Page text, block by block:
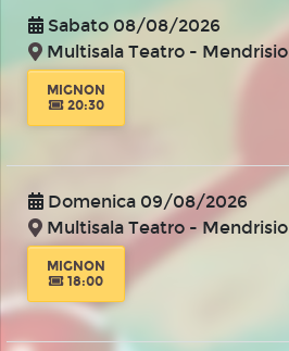
Sabato 08/08/2026
Multisala Teatro - Mendrisio
MIGNON
20:30
Domenica 09/08/2026
Multisala Teatro - Mendrisio
MIGNON
18:00